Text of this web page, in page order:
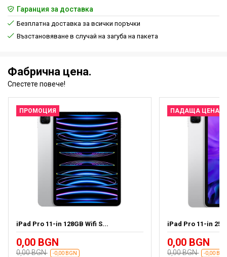
Гаранция за доставка
Безплатна доставка за всички поръчки
Възстановяване в случай на загуба на пакета
Фабрична цена.
Спестете повече!
ПРОМОЦИЯ
iPad Pro 11-in 128GB Wifi S...
0,00 BGN
0,00 BGN -0,00 BGN
ПАДАЩА ЦЕНА
iPad Pro 11-in
0,00 BGN
0,00 BGN -0,00